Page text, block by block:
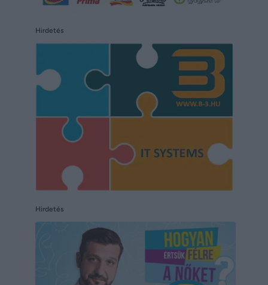
Hirdetés
Hirdetés